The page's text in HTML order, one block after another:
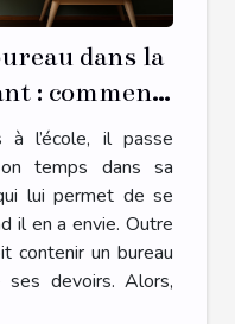
dans la
: comment
?
à l’école, il passe
temps dans sa
lui permet de se
il en a envie. Outre
contenir un bureau
devoirs. Alors,